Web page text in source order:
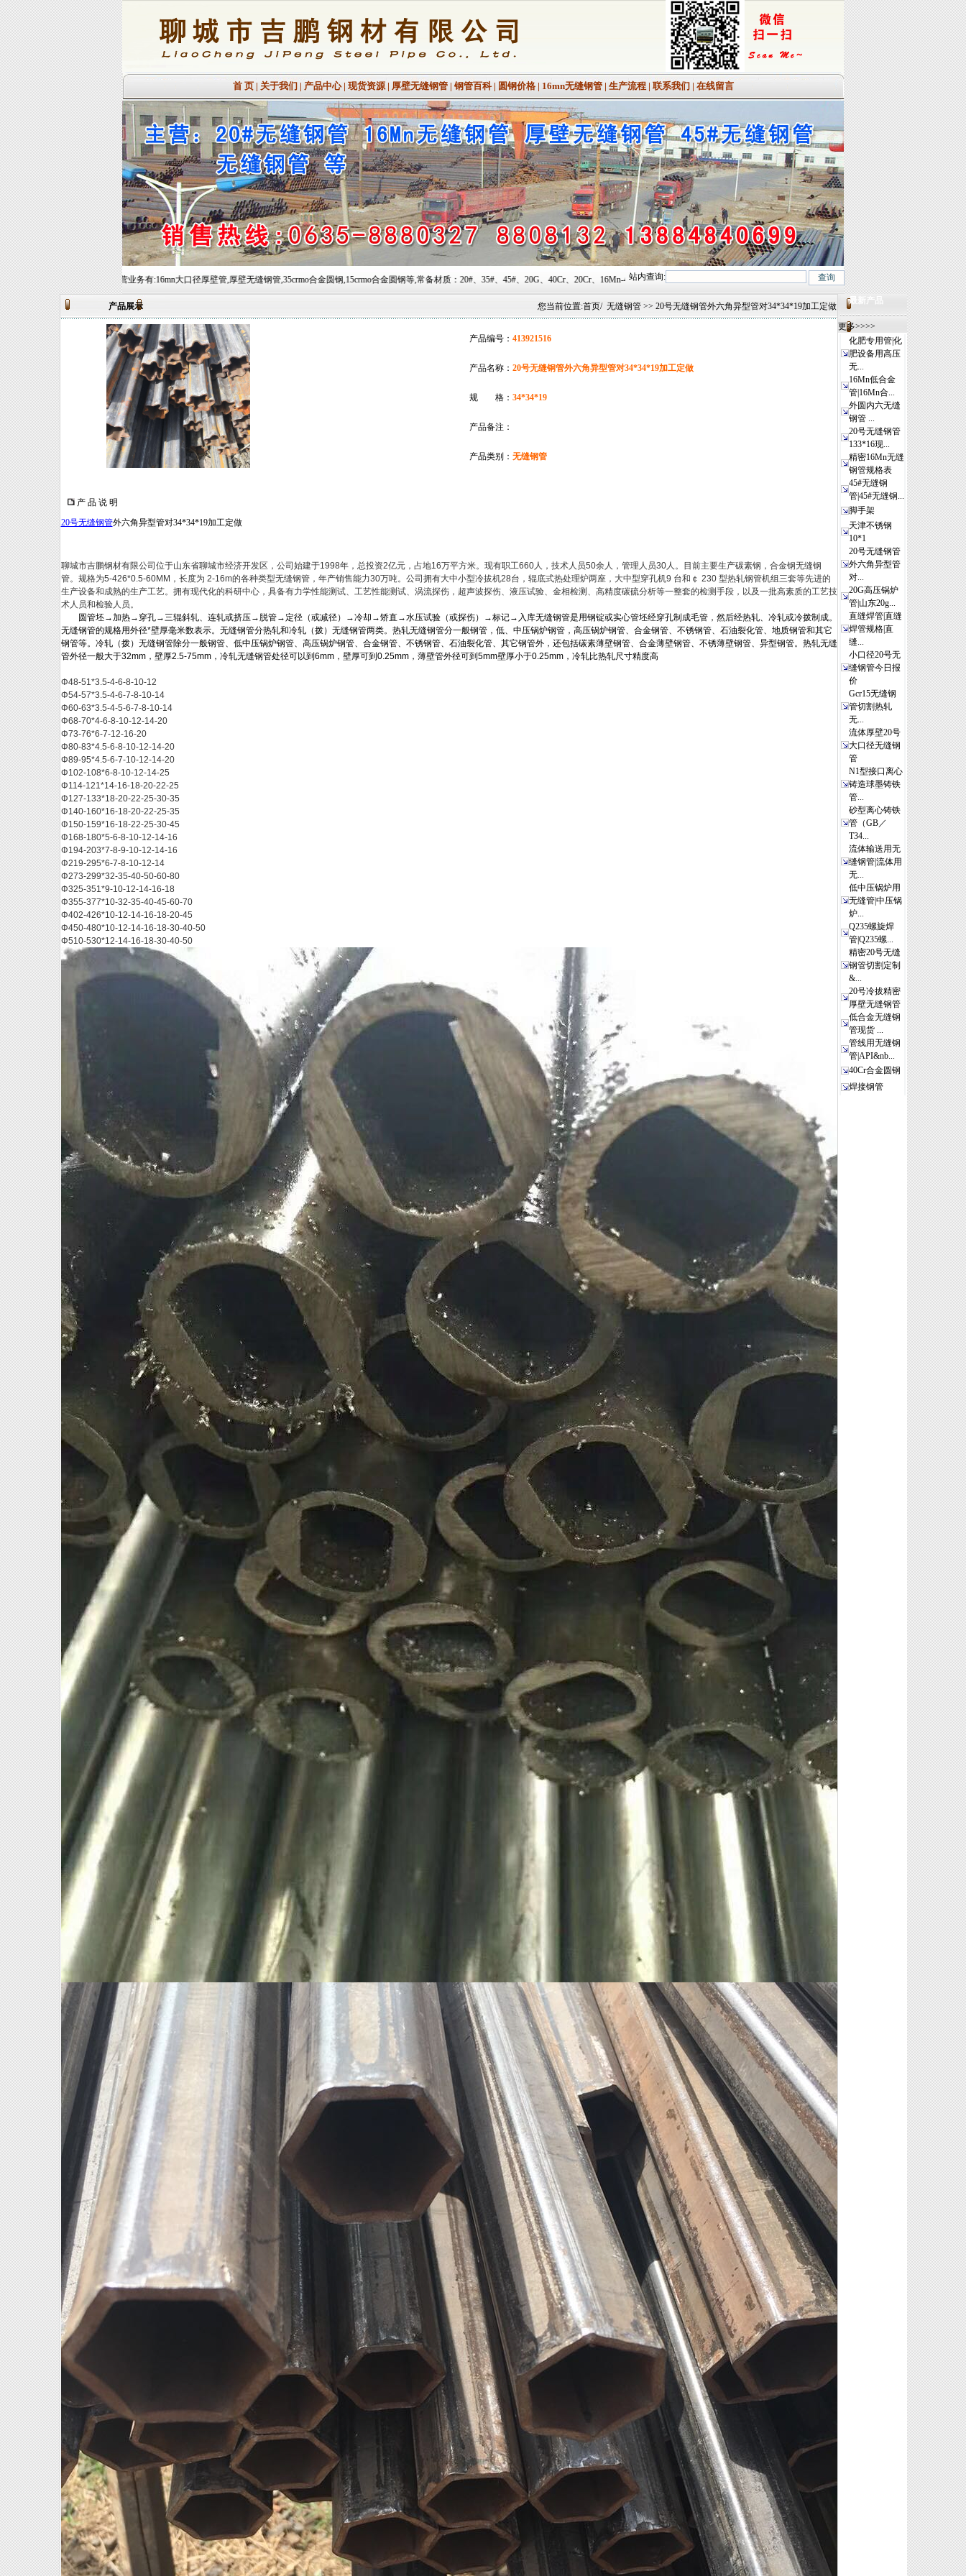
首 页| 关于我们 | 产品中心| 现货资源| 厚壁无缝钢管| 钢管百科| 圆钢价格| 16mn无缝钢管| 生产流程| 联系我们 | 在线留言
司欢迎您的到来!主营业务有:16mn大口径厚壁管,厚壁无缝钢管,35crmo合金圆钢,15crmo合金圆钢等,常备材质：20#、35#、45#、20G、40Cr、20Cr、16Mn-45Mn、27SiMn、Cr5Mo、12CrMo(T12)、12Cr1MoV、12Cr1MoVG、10CrMo910、 15CrMo、
站内查询:
产品展示 您当前位置:首页/ 无缝钢管>> 20号无缝钢管外六角异型管对34*34*19加工定做
产品编号： 413921516
产品名称： 20号无缝钢管外六角异型管对34*34*19加工定做
规 格： 34*34*19
产品备注：
产品类别： 无缝钢管
产 品 说 明
20号无缝钢管外六角异型管对34*34*19加工定做
聊城市吉鹏钢材有限公司位于山东省聊城市经济开发区，公司始建于1998年，总投资2亿元，占地16万平方米。现有职工660人，技术人员50余人，管理人员30人。目前主要生产碳素钢，合金钢无缝钢
管。规格为5-426*0.5-60MM，长度为 2-16m的各种类型无缝钢管，年产销售能力30万吨。公司拥有大中小型冷拔机28台，辊底式热处理炉两座，大中型穿孔机9 台和￠ 230 型热轧钢管机组三套等先进的
生产设备和成熟的生产工艺。拥有现代化的科研中心，具备有力学性能测试、工艺性能测试、涡流探伤，超声波探伤、液压试验、金相检测、高精度碳硫分析等一整套的检测手段，以及一批高素质的工艺技
术人员和检验人员。
圆管坯→加热→ 穿孔→三辊斜轧、连轧或挤压→ 脱管→ 定径（或减径） →冷却 →矫直→水压试验（或探伤） →标记→ 入库无缝钢管是用钢锭或实心管坯经穿孔制成毛管，然后经热轧、冷轧或冷拨制成。
无缝钢管的规格用外径*壁厚毫米数表示。无缝钢管分热轧和冷轧（拨）无缝钢管两类。 热轧无缝钢管分一般钢管，低、中压锅炉钢管，高压锅炉钢管、合金钢管、不锈钢管、石油裂化管、地质钢管和其它
钢管等。冷轧（拨）无缝钢管除分一般钢管、低中压锅炉钢管、高压锅炉钢管、合金钢管、不锈钢管、石油裂化管、其它钢管外，还包括碳素薄壁钢管、合金薄壁钢管、不锈薄壁钢管、异型钢管。热轧无缝
管外径一般大于32mm，壁厚2.5-75mm，冷轧无缝钢管处径可以到 6mm，壁厚可到 0.25mm，薄壁管外径可到 5mm壁厚小于0.25mm，冷轧比热轧尺寸精度高
Φ48-51*3.5-4-6-8-10-12
Φ54-57*3.5-4-6-7-8-10-14
Φ60-63*3.5-4-5-6-7-8-10-14
Φ68-70*4-6-8-10-12-14-20
Φ73-76*6-7-12-16-20
Φ80-83*4.5-6-8-10-12-14-20
Φ89-95*4.5-6-7-10-12-14-20
Φ102-108*6-8-10-12-14-25
Φ114-121*14-16-18-20-22-25
Φ127-133*18-20-22-25-30-35
Φ140-160*16-18-20-22-25-35
Φ150-159*16-18-22-25-30-45
Φ168-180*5-6-8-10-12-14-16
Φ194-203*7-8-9-10-12-14-16
Φ219-295*6-7-8-10-12-14
Φ273-299*32-35-40-50-60-80
Φ325-351*9-10-12-14-16-18
Φ355-377*10-32-35-40-45-60-70
Φ402-426*10-12-14-16-18-20-45
Φ450-480*10-12-14-16-18-30-40-50
Φ510-530*12-14-16-18-30-40-50
最新产品
更多>>>>
化肥专用管|化
肥设备用高压
无...
16Mn低合金
管|16Mn合...
外圆内六无缝
钢管 ...
20号无缝钢管
133*16现...
精密16Mn无缝
钢管规格表
45#无缝钢
管|45#无缝钢...
脚手架
天津不锈钢
10*1
20号无缝钢管
外六角异型管
对...
20G高压锅炉
管|山东20g...
直缝焊管|直缝
焊管规格|直
缝...
小口径20号无
缝钢管今日报
价
Gcr15无缝钢
管切割热轧
无...
流体厚壁20号
大口径无缝钢
管
N1型接口离心
铸造球墨铸铁
管...
砂型离心铸铁
管（GB／
T34...
流体输送用无
缝钢管|流体用
无...
低中压锅炉用
无缝管|中压锅
炉...
Q235螺旋焊
管|Q235螺...
精密20号无缝
钢管切割定制
&...
20号冷拔精密
厚壁无缝钢管
低合金无缝钢
管现货 ...
管线用无缝钢
管|API&nb...
40Cr合金圆钢
焊接钢管